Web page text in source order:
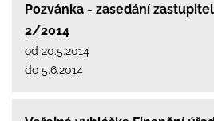
Pozvánka - zasedání
2/2014
od 20.5.2014
do 5.6.2014